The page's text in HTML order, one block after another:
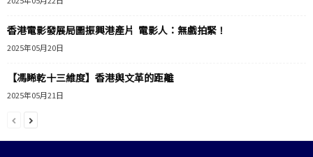
香港電影發展局圖振興港產片 電影人：無戲拍緊！
2025年05月20日
【馮睎乾十三維度】香港與文革的距離
2025年05月21日